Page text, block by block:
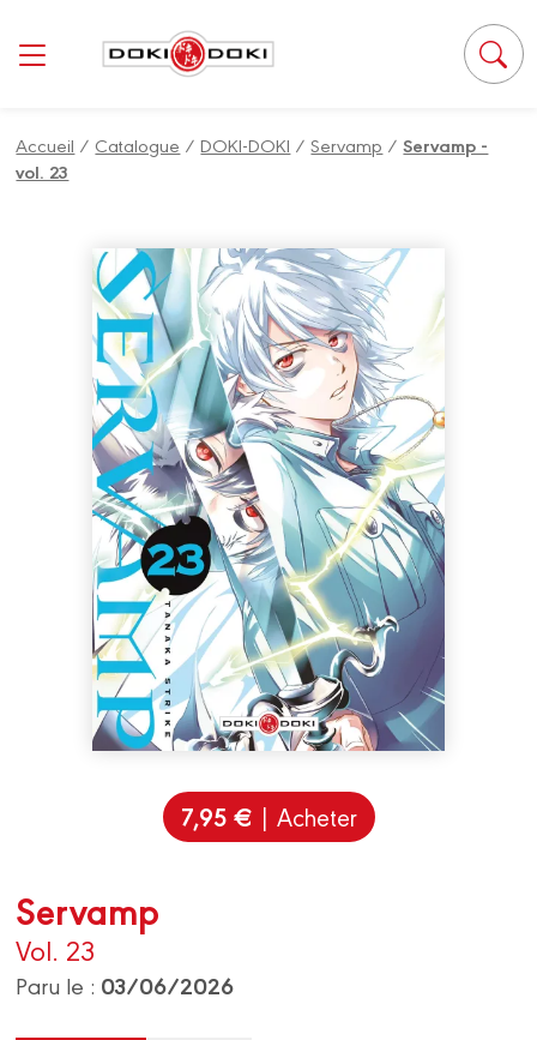
Accueil / Catalogue /DOKI-DOKI /Servamp /Servamp -
vol. 23
7,95 € | Acheter
Servamp
Vol. 23
Paru le : 03/06/2026